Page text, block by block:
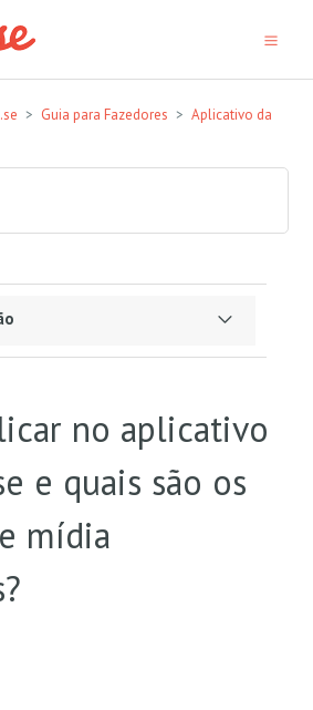
Guia para Fazedores
Aplicativo da
da APOIA.se e quais
mídia permitidos?
episódios de áudio em
conteúdos publicados no
no aplicativo
e quais são os
mídia